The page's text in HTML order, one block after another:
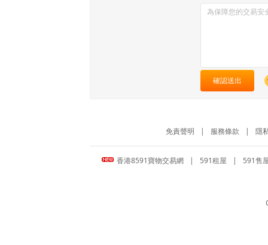
確認送出
免責聲明 | 服務條款 | 隱
香港8591寶物交易網 | 591租屋 | 591售